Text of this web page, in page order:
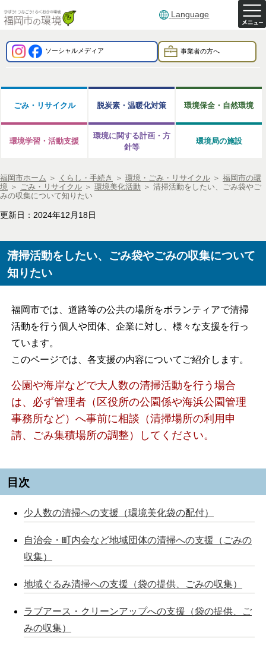
Language
ソーシャルメディア 事業者の方へ
ごみ・リサイクル 脱炭素・温暖化対策 環境保全・自然環境
環境学習・活動支援
環境に関する計画・方
針等
環境局の施設
福岡市ホーム ＞ くらし・手続き ＞ 環境・ごみ・リサイクル ＞ 福岡市の環
境 ＞ ごみ・リサイクル ＞ 環境美化活動 ＞ 清掃活動をしたい、ごみ袋やご
みの収集について知りたい
更新日：2024年12月18日
清掃活動をしたい、ごみ袋やごみの収集について
知りたい
福岡市では、道路等の公共の場所をボランティアで清掃
活動を行う個人や団体、企業に対し、様々な支援を行っ
ています。
このページでは、各支援の内容についてご紹介します。
公園や海岸などで大人数の清掃活動を行う場合
は、必ず管理者（区役所の公園係や海浜公園管理
事務所など）へ事前に相談（清掃場所の利用申
請、ごみ集積場所の調整）してください。
目次
少人数の清掃への支援（環境美化袋の配付）
自治会・町内会など地域団体の清掃への支援（ごみの
収集）
地域ぐるみ清掃への支援（袋の提供、ごみの収集）
ラブアース・クリーンアップへの支援（袋の提供、ご
みの収集）